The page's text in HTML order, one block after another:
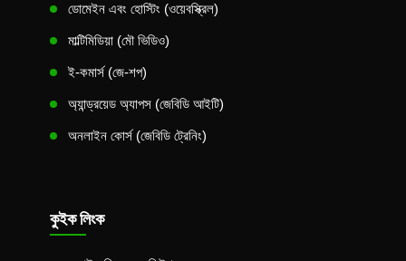
ডোমেইন এবং হোস্টিং (ওয়েবস্ক্রিল)
মাল্টিমিডিয়া (মৌ ভিডিও)
ই-কমার্স (জে-শপ)
অ্যান্ড্রয়েড অ্যাপস (জেবিডি আইটি)
অনলাইন কোর্স (জেবিডি ট্রেনিং)
কুইক লিংক